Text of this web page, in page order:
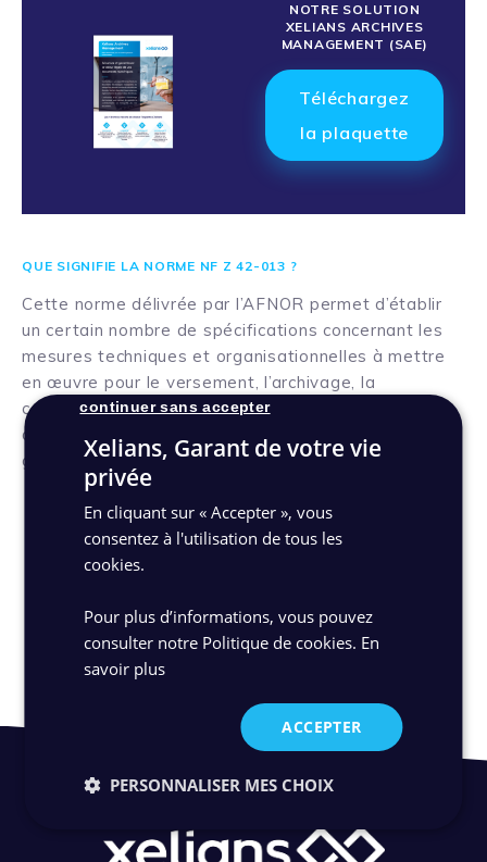
NOTRE SOLUTION
XELIANS ARCHIVES
MANAGEMENT (SAE)
Téléchargez
la plaquette
QUE SIGNIFIE LA NORME NF Z 42-013 ?
Cette norme délivrée par l’AFNOR permet d’établir
un certain nombre de spécifications concernant les
mesures techniques et organisationnelles à mettre
en œuvre pour le versement, l’archivage, la
consultation, l’élimination et la restitution de
documents électroniques, dans des conditions qui en
garantissent l’intégrité.
Découvrez toutes nos certifications
Xelians, Garant de votre vie
privée
En cliquant sur « Accepter », vous
consentez à l'utilisation de tous les
cookies.
Pour plus d’informations, vous pouvez
consulter notre Politique de cookies. En
savoir plus
ACCEPTER
continuer sans accepter
PERSONNALISER MES CHOIX